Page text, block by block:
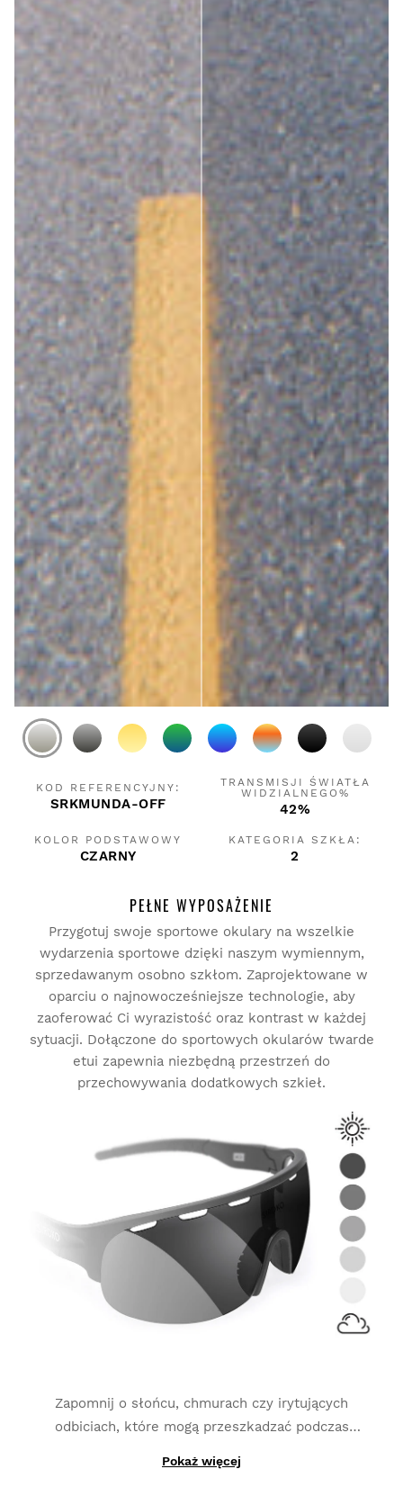
KOD REFERENCYJNY:
SRKMUNDA-OFF
TRANSMISJI ŚWIATŁA
WIDZIALNEGO%
42%
KOLOR PODSTAWOWY
CZARNY
KATEGORIA SZKŁA:
2
PEŁNE WYPOSAŻENIE
Przygotuj swoje sportowe okulary na wszelkie
wydarzenia sportowe dzięki naszym wymiennym,
sprzedawanym osobno szkłom. Zaprojektowane w
oparciu o najnowocześniejsze technologie, aby
zaoferować Ci wyrazistość oraz kontrast w każdej
sytuacji. Dołączone do sportowych okularów twarde
etui zapewnia niezbędną przestrzeń do
przechowywania dodatkowych szkieł.
Zapomnij o słońcu, chmurach czy irytujących
odbiciach, które mogą przeszkadzać podczas
dostosowują się do ciągłych zmian w
Dzięki produkcji z materiałów fotochromowych,
Pokaż więcej